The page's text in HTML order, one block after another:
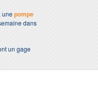
, unepompe
dans
un gage